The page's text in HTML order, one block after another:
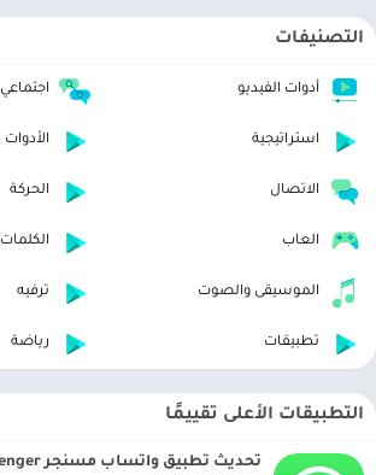
التصنيفات
أدوات الفيديو اجتماعي
استراتيجية الأدوات
الاتصال الحركة
العاب الكلمات
الموسيقى والصوت ترفيه
تطبيقات رياضة
التطبيقات الأعلى تقييمًا
تحديث تطبيق واتساب مسنجر WhatsApp Messenger